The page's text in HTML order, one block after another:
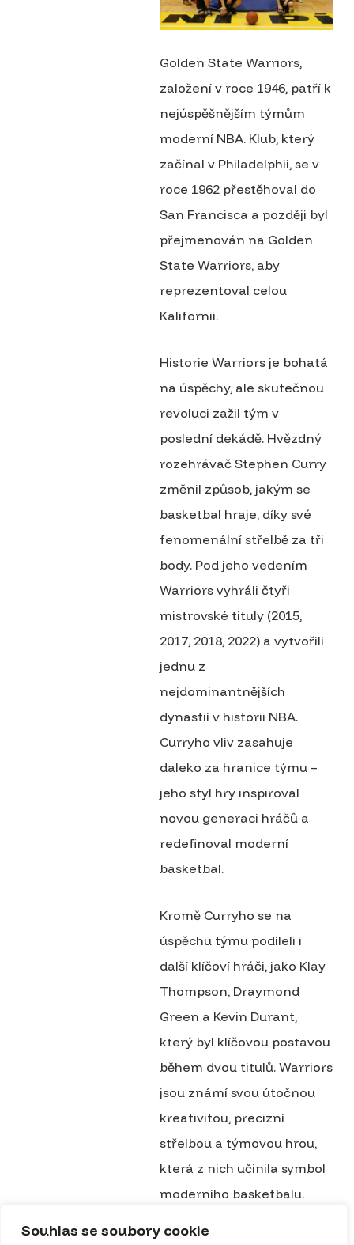
Souhlas se soubory cookie
Golden State Warriors,
založení v roce 1946, patří k
nejúspěšnějším týmům
moderní NBA. Klub, který
začínal v Philadelphii, se v
roce 1962 přestěhoval do
San Francisca a později byl
přejmenován na Golden
State Warriors, aby
reprezentoval celou
Kalifornii.
Historie Warriors je bohatá
na úspěchy, ale skutečnou
revoluci zažil tým v
poslední dekádě. Hvězdný
rozehrávač Stephen Curry
změnil způsob, jakým se
basketbal hraje, díky své
fenomenální střelbě za tři
body. Pod jeho vedením
Warriors vyhráli čtyři
mistrovské tituly (2015,
2017, 2018, 2022) a vytvořili
jednu z
nejdominantnějších
dynastií v historii NBA.
Curryho vliv zasahuje
daleko za hranice týmu –
jeho styl hry inspiroval
novou generaci hráčů a
redefinoval moderní
basketbal.
Kromě Curryho se na
úspěchu týmu podíleli i
další klíčoví hráči, jako Klay
Thompson, Draymond
Green a Kevin Durant,
který byl klíčovou postavou
během dvou titulů. Warriors
jsou známí svou útočnou
kreativitou, precizní
střelbou a týmovou hrou,
která z nich učinila symbol
moderního basketbalu.